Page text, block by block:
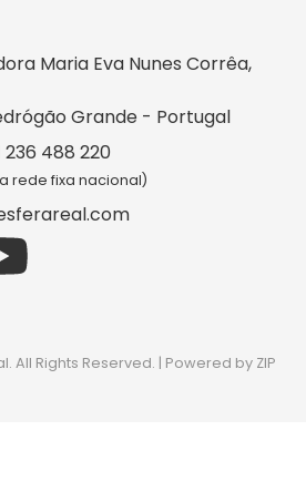
Maria Eva Nunes Corrêa,
Grande - Portugal
236 488 220
rede fixa nacional)
All Rights Reserved. | Powered by ZIP